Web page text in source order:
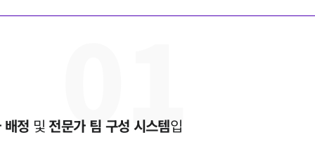
배정 및 전문가 팀 구성 시스템입
01